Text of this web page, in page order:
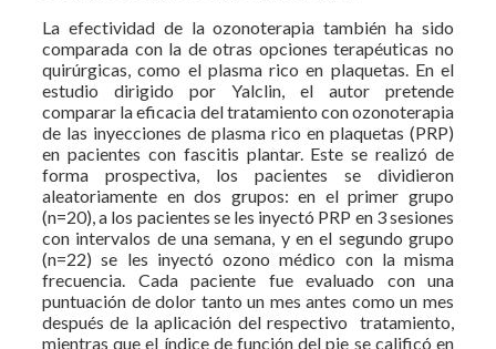
La efectividad de la ozonoterapia también ha sido
comparada con la de otras opciones terapéuticas no
quirúrgicas, como el plasma rico en plaquetas. En el
estudio dirigido por Yalclin, el autor pretende
comparar la eficacia del tratamiento con ozonoterapia
de las inyecciones de plasma rico en plaquetas (PRP)
en pacientes con fascitis plantar. Este se realizó de
forma prospectiva, los pacientes se dividieron
aleatoriamente en dos grupos: en el primer grupo
(n=20), a los pacientes se les inyectó PRP en 3 sesiones
con intervalos de una semana, y en el segundo grupo
(n=22) se les inyectó ozono médico con la misma
frecuencia. Cada paciente fue evaluado con una
puntuación de dolor tanto un mes antes como un mes
después de la aplicación del respectivo tratamiento,
mientras que el índice de función del pie se calificó en